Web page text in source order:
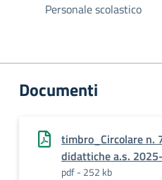
Personale scolastico
Documenti
timbro_Circolare
didattiche a.s.
pdf - 252 kb